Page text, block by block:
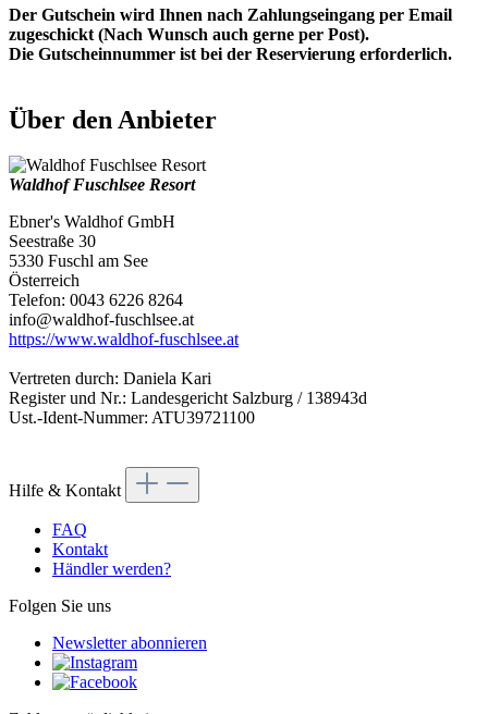
Der Gutschein wird Ihnen nach Zahlungseingang per Email
zugeschickt (Nach Wunsch auch gerne per Post).
Die Gutscheinnummer ist bei der Reservierung erforderlich.
Über den Anbieter
Waldhof Fuschlsee Resort
Ebner's Waldhof GmbH
Seestraße 30
5330 Fuschl am See
Österreich
Telefon: 0043 6226 8264
info@waldhof-fuschlsee.at
https://www.waldhof-fuschlsee.at
Vertreten durch: Daniela Kari
Register und Nr.: Landesgericht Salzburg / 138943d
Ust.-Ident-Nummer: ATU39721100
Hilfe & Kontakt
FAQ
Kontakt
Händler werden?
Folgen Sie uns
Newsletter abonnieren